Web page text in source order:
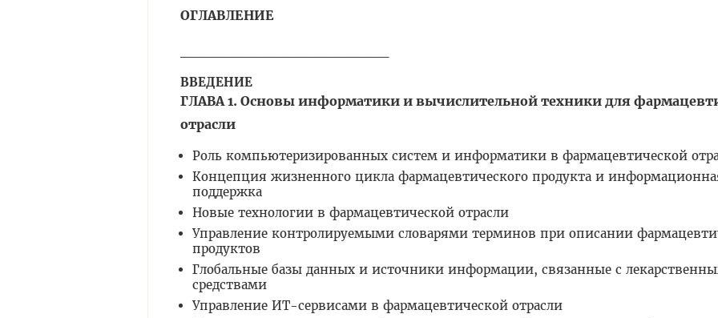
ОГЛАВЛЕНИЕ
ВВЕДЕНИЕ
ГЛАВА 1. Основы информатики и вычислительной техники для
отрасли
Роль компьютеризированных систем и информатики в фармацевтической
Концепция жизненного цикла фармацевтического продукта и
поддержка
Новые технологии в фармацевтической отрасли
Управление контролируемыми словарями терминов при описании
продуктов
Глобальные базы данных и источники информации, связанные с
средствами
Управление ИТ-сервисами в фармацевтической отрасли